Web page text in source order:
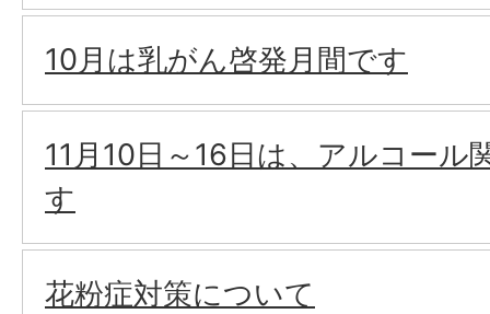
10月は乳がん啓発月間です
11月10日～16日は、アルコール
す
花粉症対策について